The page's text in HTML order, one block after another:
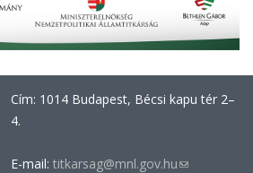
Cím: 1014 Budapest, Bécsi kapu tér 2–
4.
E-mail: titkarsag@mnl.gov.hu(link